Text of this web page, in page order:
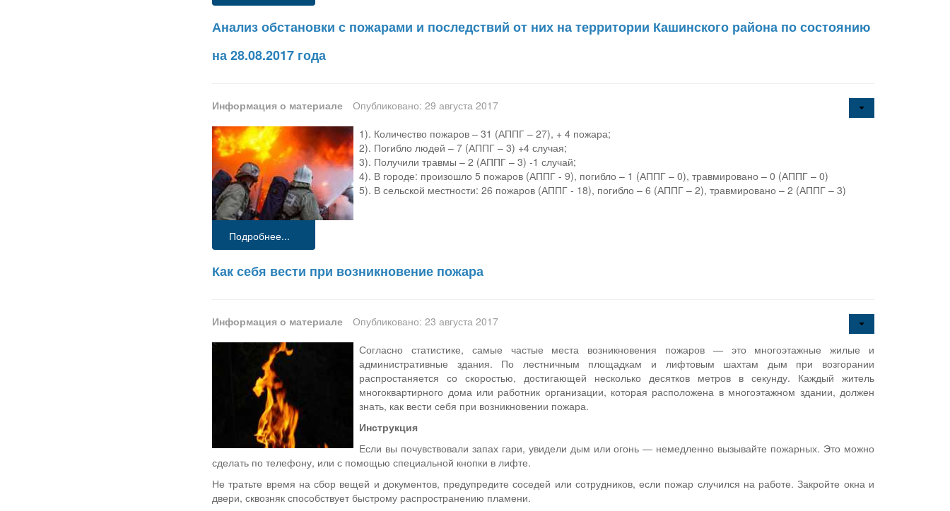
Анализ обстановки с пожарами и последствий от них на территории Кашинского района по состоянию
на 28.08.2017 года
Информация о материале
Опубликовано: 29 августа 2017
1). Количество пожаров – 31 (АППГ – 27), + 4 пожара;
2). Погибло людей – 7 (АППГ – 3) +4 случая;
3). Получили травмы – 2 (АППГ – 3) -1 случай;
4). В городе: произошло 5 пожаров (АППГ - 9), погибло – 1 (АППГ – 0), травмировано – 0 (АППГ – 0)
5). В сельской местности: 26 пожаров (АППГ - 18), погибло – 6 (АППГ – 2), травмировано – 2 (АППГ – 3)
Подробнее...
Как себя вести при возникновение пожара
Информация о материале
Опубликовано: 23 августа 2017
Согласно статистике, самые частые места возникновения пожаров — это многоэтажные жилые и
административные здания. По лестничным площадкам и лифтовым шахтам дым при возгорании
распростаняется со скоростью, достигающей несколько десятков метров в секунду. Каждый житель
многоквартирного дома или работник организации, которая расположена в многоэтажном здании, должен
знать, как вести себя при возникновении пожара.
Инструкция
Если вы почувствовали запах гари, увидели дым или огонь — немедленно вызывайте пожарных. Это можно
сделать по телефону, или с помощью специальной кнопки в лифте.
Не тратьте время на сбор вещей и документов, предупредите соседей или сотрудников, если пожар случился на работе. Закройте окна и
двери, сквозняк способствует быстрому распространению пламени.